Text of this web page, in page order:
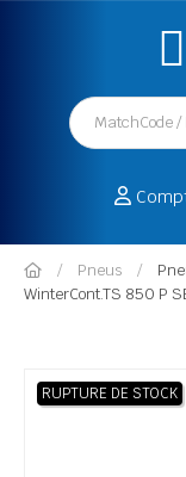
Pneus
WinterCont.TS 850 P
RUPTURE DE STOCK